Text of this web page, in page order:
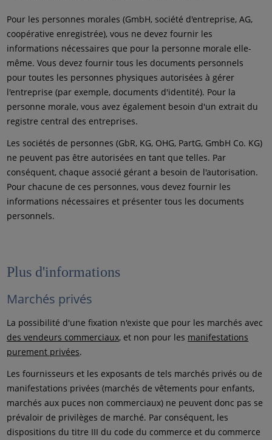
Pour les personnes morales (GmbH, société d'entreprise, AG,
coopérative enregistrée), vous ne devez fournir les
informations nécessaires que pour la personne morale elle-
même. Vous devez fournir tous les documents personnels
pour toutes les personnes physiques autorisées à gérer
l'entreprise (par exemple, documents d'identité). Pour la
personne morale, vous avez également besoin d'un extrait du
registre central des entreprises.
Les sociétés de personnes (GbR, KG, OHG, PartG, GmbH Co. KG)
ne peuvent pas être autorisées en tant que telles. Par
conséquent, chaque associé gérant a besoin de l'autorisation.
Pour chacune de ces personnes, vous devez fournir les
informations nécessaires et présenter tous les documents
personnels.
Plus d'informations
Marchés privés
La possibilité d'une fixation n'existe que pour les marchés avec
des vendeurs commerciaux, et non pour les manifestations
purement privées.
Les fournisseurs et les exposants de tels marchés privés ou de
manifestations privées (marchés de vêtements pour enfants,
marchés aux puces non commerciaux) ne peuvent donc pas se
prévaloir de privilèges de marché. Par conséquent, les
dispositions du titre III du code du commerce et du commerce